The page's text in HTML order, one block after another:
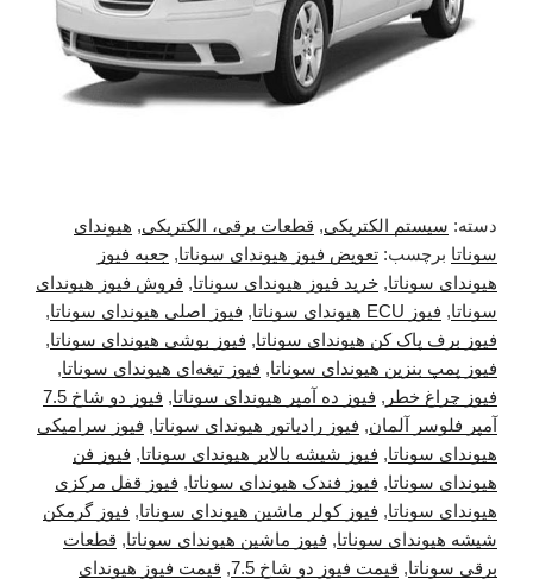
دسته: سیستم الکتریکی, قطعات برقی، الکتریکی, هیوندای
سوناتا برچسب: تعویض فیوز هیوندای سوناتا, جعبه فیوز
هیوندای سوناتا, خرید فیوز هیوندای سوناتا, فروش فیوز هیوندای
سوناتا, فیوز ECU هیوندای سوناتا , فیوز اصلی هیوندای سوناتا,
فیوز برف پاک کن هیوندای سوناتا, فیوز بوشی هیوندای سوناتا,
فیوز پمپ بنزین هیوندای سوناتا, فیوز تیغه‌ای هیوندای سوناتا,
فیوز چراغ خطر , فیوز ده آمپر هیوندای سوناتا,
فیوز دو شاخ 7.5
آمپر فلوسر آلمان, فیوز رادیاتور هیوندای سوناتا, فیوز سرامیکی
هیوندای سوناتا, فیوز شیشه بالابر هیوندای سوناتا, فیوز فن
هیوندای سوناتا, فیوز فندک هیوندای سوناتا, فیوز قفل مرکزی
هیوندای سوناتا, فیوز کولر ماشین هیوندای سوناتا, فیوز گرمکن
شیشه هیوندای سوناتا, فیوز ماشین هیوندای سوناتا, قطعات
برقی سوناتا, قیمت فیوز دو شاخ 7.5 , قیمت فیوز هیوندای